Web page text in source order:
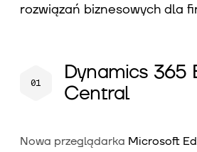
rozwiązań biznesowych dla
Dynamics 365
Central
Nowa przeglądarka Microsoft